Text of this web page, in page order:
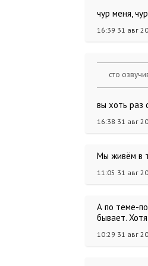
чур меня,
16:39 31 авг
сто
вы хоть раз
16:38 31 авг
Мы живём в
11:05 31 авг
А по теме-
бывает.
10:29 31 авг